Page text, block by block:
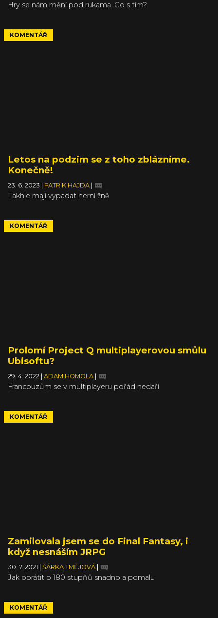
Hry se nám mění pod rukama. Co s tím?
KOMENTÁŘ
Letos na podzim se z toho zblázníme.
Konečně!
23. 6. 2023 PATRIK HAJDA
Takhle mají vypadat herní žně
KOMENTÁŘ
Prolomí Project Q multiplayerovou smůlu
Ubisoftu?
29. 4. 2022 ADAM HOMOLA
Francouzům se v multiplayeru pořád nedaří
KOMENTÁŘ
Zamilovala jsem se do Final Fantasy, i
když nesnáším JRPG
30. 7. 2021 ŠÁRKA TMĚJOVÁ
Jak obrátit o 180 stupňů snadno a pomalu
KOMENTÁŘ